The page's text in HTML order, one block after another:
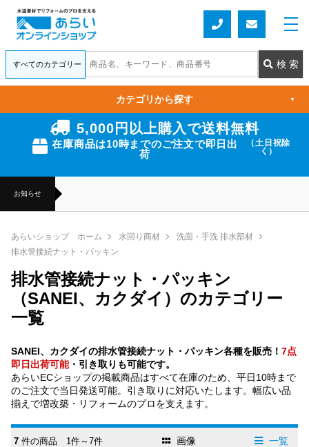
5,000円以上購入で送料無料
在庫商品は10時までのご注文で即日出
荷
（土日祝除
く）
お知らせ
カテゴリから探す ▼
あらいショップ ホーム 水回り商材
洗面・手洗 排水部材
排水管接続ナット・パッキン
排水管接続ナット・パッキン
（SANEI、カクダイ）のカテゴリー
一覧
SANEI、カクダイの排水管接続ナット・パッキン各種を販売！ 7点
即日出荷可能・引き取りも可能です。
あらいECショップの掲載商品はすべて在庫のため、平日10時まで
のご注文で当日発送可能。引き取りに対応いたします。幅広い品
揃えで増改築・リフォームのプロを支えます。
7 件の商品 1件～7件 画像 一覧